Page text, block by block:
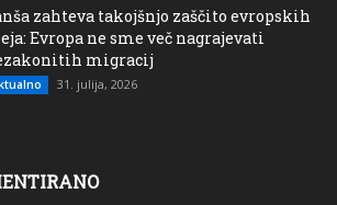
zahteva takojšnjo zaščito evropskih
Evropa ne sme več nagrajevati
migracij
31. julija, 2026